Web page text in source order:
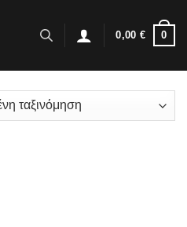
0,00 € 0